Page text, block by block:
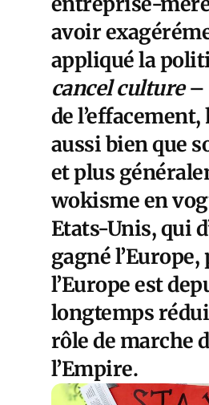
avoir
appliqué la
cancel culture–
de
aussi bien que
et plus
wokisme en
Etats-Unis, qui
gagné l’Europe,
l’Europe est
longtemps
rôle de marche
l’Empire.